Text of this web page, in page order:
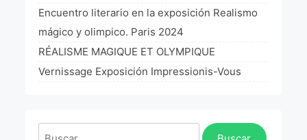
Encuentro literario en la exposición Realismo
mágico y olimpico. Paris 2024
RÉALISME MAGIQUE ET OLYMPIQUE
Vernissage Exposición Impressionis-Vous
Buscar: